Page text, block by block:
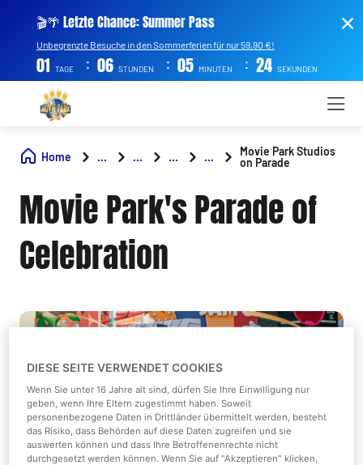
🎬🌴 Letzte Chance: Summer Pass
Unbegrenzte Besuche in den Sommerferien für nur 59,90 €!
01 TAGE : 06 STUNDEN : 05 MINUTEN : 23 SEKUNDEN
Home ... ... ... ...
Movie Park Studios
on Parade
Movie Park's Parade of
Celebration
DIESE SEITE VERWENDET COOKIES
Wenn Sie unter 16 Jahre alt sind, dürfen Sie Ihre Einwilligung nur
geben, wenn Ihre Eltern zugestimmt haben. Soweit
personenbezogene Daten in Drittländer übermittelt werden, besteht
das Risiko, dass Behörden auf diese Daten zugreifen und sie
auswerten können und dass Ihre Betroffenenrechte nicht
durchgesetzt werden können. Wenn Sie auf "Akzeptieren" klicken,